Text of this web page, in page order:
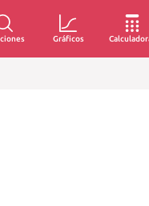
Gráficos